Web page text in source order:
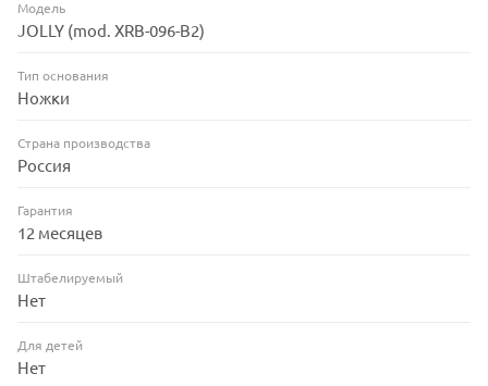
Модель
JOLLY (mod. XRB-096-B2)
Тип основания
Ножки
Страна производства
Россия
Гарантия
12 месяцев
Штабелируемый
Нет
Для детей
Нет